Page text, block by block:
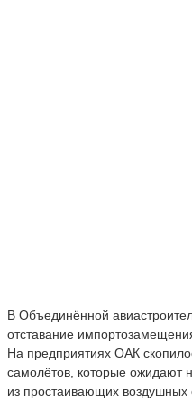
В Объединённой
отставание
На предприятиях ОАК
самолётов, которые ожидают
из простаивающих